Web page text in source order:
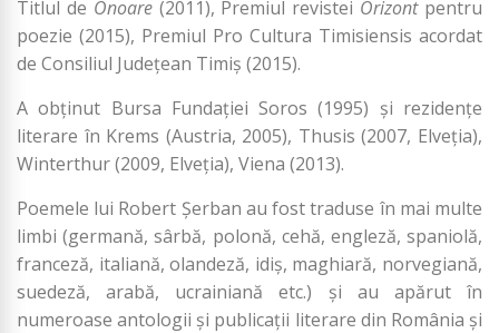
Titlul de Onoare(2011), Premiul revistei Orizontpentru
poezie (2015), Premiul Pro Cultura Timisiensis acordat
de Consiliul Județean Timiș (2015).
A obţinut Bursa Fundaţiei Soros (1995) şi rezidenţe
literare în Krems (Austria, 2005), Thusis (2007, Elveţia),
Winterthur (2009, Elveţia), Viena (2013).
Poemele lui Robert Şerban au fost traduse în mai multe
limbi (germană, sârbă, polonă, cehă, engleză, spaniolă,
franceză, italiană, olandeză, idiş, maghiară, norvegiană,
suedeză, arabă, ucrainiană etc.) şi au apărut în
numeroase antologii şi publicaţii literare din România şi